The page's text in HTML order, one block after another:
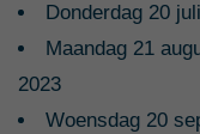
Donderdag 20
Maandag 21
2023
Woensdag 20